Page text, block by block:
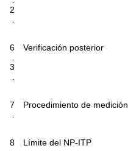
2
6
3
Verificación posterior
7
Procedimiento de medición
8
Límite del NP-ITP